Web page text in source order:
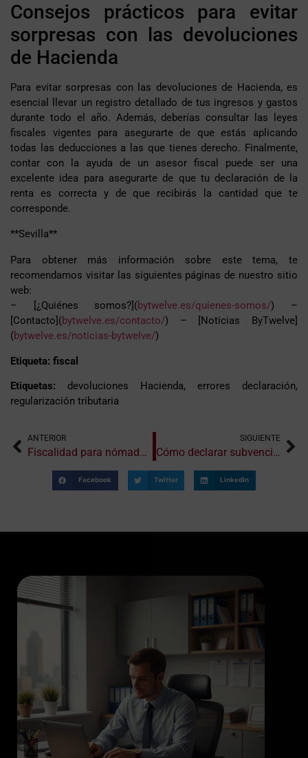
Consejos prácticos para evitar
sorpresas con las devoluciones
de Hacienda
Para evitar sorpresas con las devoluciones de Hacienda, es
esencial llevar un registro detallado de tus ingresos y gastos
durante todo el año. Además, deberías consultar las leyes
fiscales vigentes para asegurarte de que estás aplicando
todas las deducciones a las que tienes derecho. Finalmente,
contar con la ayuda de un asesor fiscal puede ser una
excelente idea para asegurarte de que tu declaración de la
renta es correcta y de que recibirás la cantidad que te
corresponde.
**Sevilla**
Para obtener más información sobre este tema, te
recomendamos visitar las siguientes páginas de nuestro sitio
web:
– [¿Quiénes somos?](bytwelve.es/quienes-somos/) –
[Contacto](bytwelve.es/contacto/) – [Noticias ByTwelve]
(bytwelve.es/noticias-bytwelve/)
Etiqueta: fiscal
Etiquetas: devoluciones Hacienda, errores declaración,
regularización tributaria
ANTERIOR
Fiscalidad para nómadas digitales: obligaciones y ventajas
SIGUIENTE
Cómo declarar subvenciones y ayudas en la renta
Facebook Twitter LinkedIn